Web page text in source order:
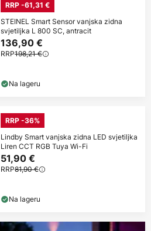
RRP -61,31 €
STEINEL Smart Sensor vanjska zidna
svjetiljka L 800 SC, antracit
136,90 €
RRP198,21 €
Na lageru
RRP -36%
Lindby Smart vanjska zidna LED svjetiljka
Liren CCT RGB Tuya Wi-Fi
51,90 €
RRP81,90 €
Na lageru